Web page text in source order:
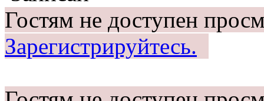
Гостям не доступен
Зарегистрируйтесь.